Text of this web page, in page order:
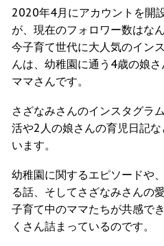
2020年4月にアカウントを開
が、現在のフォロワー数は
今子育て世代に大人気のイン
んは、幼稚園に通う4歳の娘
ママさんです。
さざなみさんのインスタグラ
活や2人の娘さんの育児日記
います。
幼稚園に関するエピソードや
る話、そしてさざなみさんの
子育て中のママたちが共感で
くさん詰まっているのです。